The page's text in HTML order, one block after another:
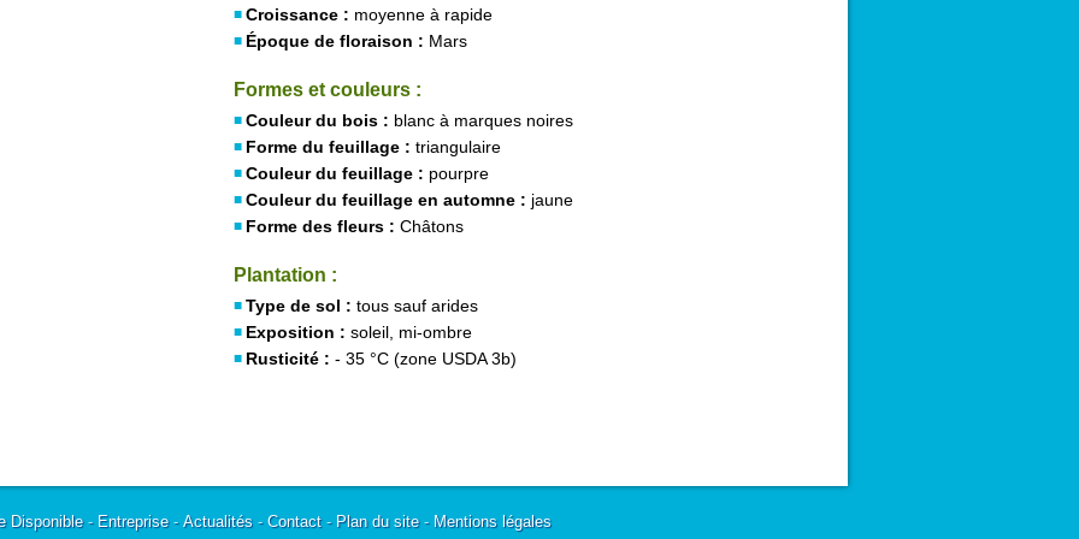
Croissance : moyenne à rapide
Époque de floraison : Mars
Formes et couleurs :
Couleur du bois : blanc à marques noires
Forme du feuillage : triangulaire
Couleur du feuillage : pourpre
Couleur du feuillage en automne : jaune
Forme des fleurs : Châtons
Plantation :
Type de sol : tous sauf arides
Exposition : soleil, mi-ombre
Rusticité : - 35 °C (zone USDA 3b)
Disponible- Entreprise- Actualités- Contact- Plan du site- Mentions légales